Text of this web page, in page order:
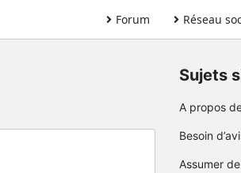
Forum Réseau
Sujets
A propos
Besoin
Assumer